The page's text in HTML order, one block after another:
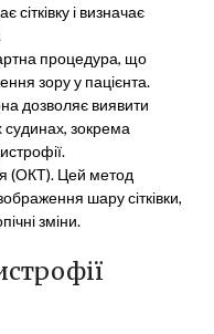
сітківку і визначає
процедура, що
зору у пацієнта.
дозволяє виявити
судинах, зокрема
(ОКТ). Цей метод
шару сітківки,
зміни.